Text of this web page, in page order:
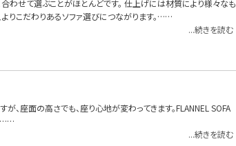
わせて選ぶことがほとんどです。 仕上げには材質により様々なも
りこだわりあるソファ選びにつながります。……
...続きを読む
、座面の高さでも、座り心地が変わってきます。FLANNEL SOFA
……
...続きを読む